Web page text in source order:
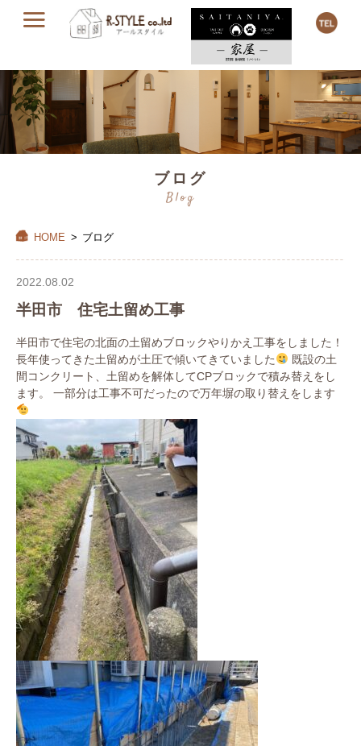
ブログ
Blog
HOME > ブログ
2022.08.02
半田市 住宅土留め工事
半田市で住宅の北面の土留めブロックやりかえ工事をしました！
長年使ってきた土留めが土圧で傾いてきていました
既設の土
間コンクリート、土留めを解体してCPブロックで積み替えをし
ます。 一部分は工事不可だったので万年塀の取り替えをします